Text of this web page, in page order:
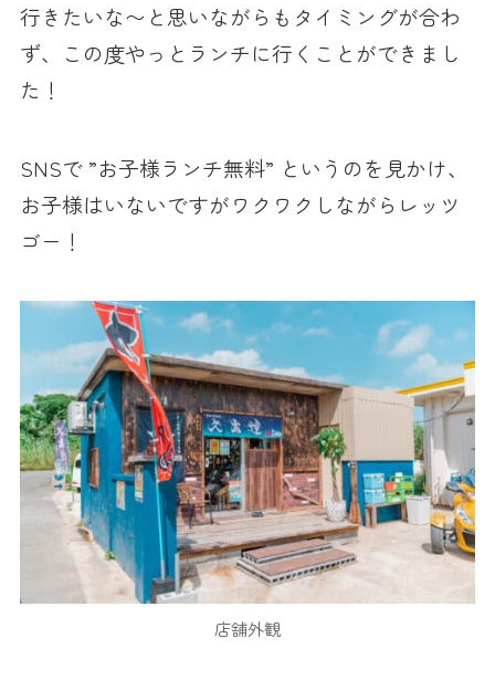
行きたいな〜と思いながらもタイミングが合わ
ず、この度やっとランチに行くことができまし
た！
SNSで ”お子様ランチ無料” というのを見かけ、
お子様はいないですがワクワクしながらレッツ
ゴー！
店舗外観